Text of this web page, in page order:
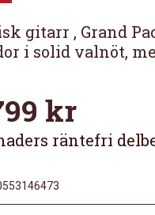
gitarr , Grand
i solid valnöt,
kr
räntefri